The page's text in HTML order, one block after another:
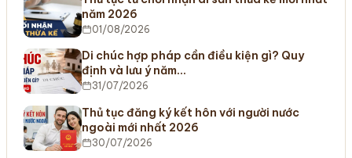
năm 2026
01/08/2026
Di chúc hợp pháp cần điều kiện gì? Quy
định và lưu ý năm…
31/07/2026
Thủ tục đăng ký kết hôn với người nước
ngoài mới nhất 2026
30/07/2026